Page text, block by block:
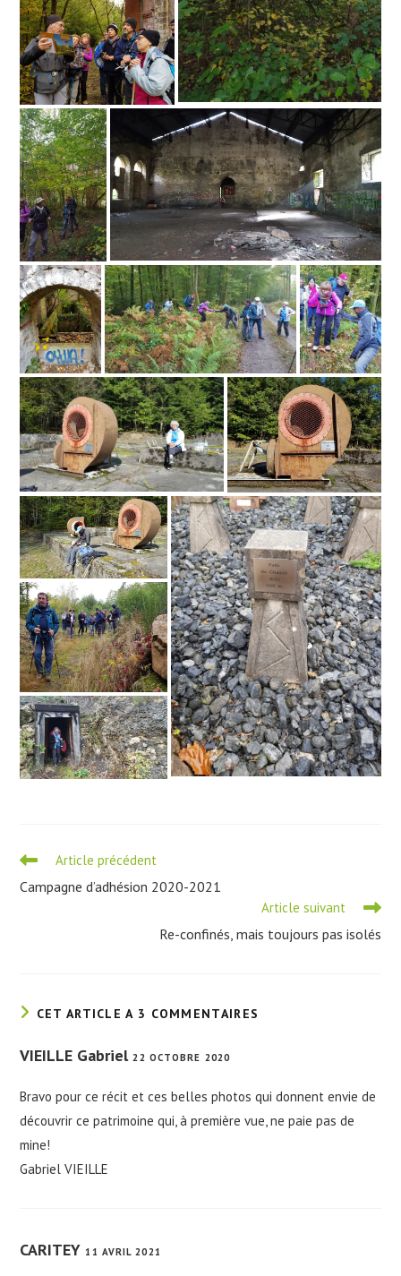
Read
articles
Article précédent
Campagne d’adhésion 2020-2021
Article suivant
Re-confinés, mais toujours pas isolés
CET ARTICLE A 3 COMMENTAIRES
VIEILLE Gabriel22 OCTOBRE 2020
Bravo pour ce récit et ces belles photos qui donnent envie de
découvrir ce patrimoine qui, à première vue, ne paie pas de
mine!
Gabriel VIEILLE
CARITEY11 AVRIL 2021